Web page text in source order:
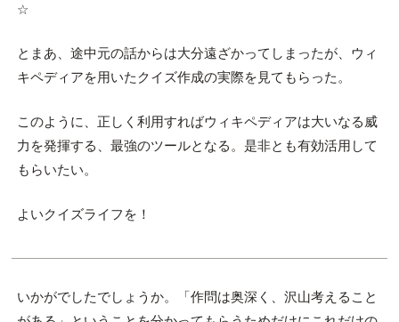
☆
とまあ、途中元の話からは大分遠ざかってしまったが、ウィ
キペディアを用いたクイズ作成の実際を見てもらった。
このように、正しく利用すればウィキペディアは大いなる威
力を発揮する、最強のツールとなる。是非とも有効活用して
もらいたい。
よいクイズライフを！
いかがでしたでしょうか。「作問は奥深く、沢山考えること